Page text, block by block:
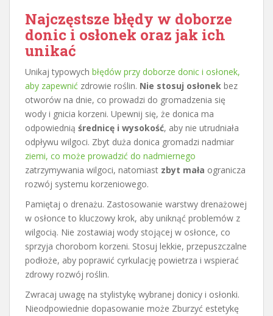
Najczęstsze błędy w doborze
donic i osłonek oraz jak ich
unikać
Unikaj typowych błędów przy doborze donic i osłonek,
aby zapewnić zdrowie roślin. Nie stosuj osłonek bez
otworów na dnie, co prowadzi do gromadzenia się
wody i gnicia korzeni. Upewnij się, że donica ma
odpowiednią średnicę i wysokość, aby nie utrudniała
odpływu wilgoci. Zbyt duża donica gromadzi nadmiar
ziemi, co może prowadzić do nadmiernego
zatrzymywania wilgoci, natomiast zbyt mała ogranicza
rozwój systemu korzeniowego.
Pamiętaj o drenażu. Zastosowanie warstwy drenażowej
w osłonce to kluczowy krok, aby uniknąć problemów z
wilgocią. Nie zostawiaj wody stojącej w osłonce, co
sprzyja chorobom korzeni. Stosuj lekkie, przepuszczalne
podłoże, aby poprawić cyrkulację powietrza i wspierać
zdrowy rozwój roślin.
Zwracaj uwagę na stylistykę wybranej donicy i osłonki.
Nieodpowiednie dopasowanie może Zburzyć estetykę